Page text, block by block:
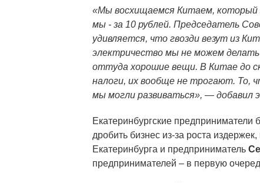
«Мы восхищаемся Китаем, который
мы - за 10 рублей. Председатель
удивляется, что гвозди везут из
электричество мы не можем
оттуда хорошие вещи. В Китае до
налоги, их вообще не трогают. То,
мы могли развиваться», — добавил
Екатеринбургские предприниматели
дробить бизнес из-за роста
Екатеринбурга и предприниматель
предпринимателей – в первую